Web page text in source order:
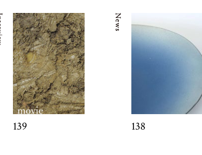
139 138